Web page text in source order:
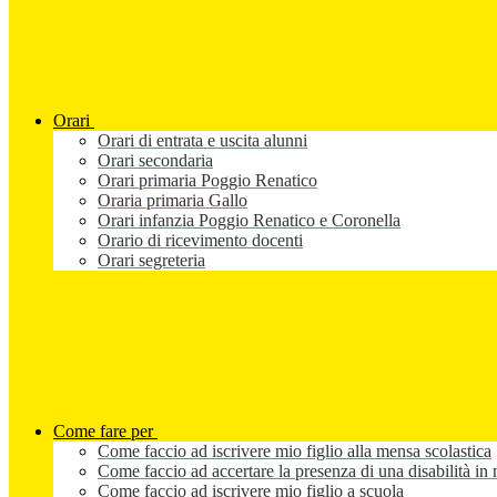
Orari
Orari di entrata e uscita alunni
Orari secondaria
Orari primaria Poggio Renatico
Oraria primaria Gallo
Orari infanzia Poggio Renatico e Coronella
Orario di ricevimento docenti
Orari segreteria
Come fare per
Come faccio ad iscrivere mio figlio alla mensa scolastica
Come faccio ad accertare la presenza di una disabilità
Come faccio ad iscrivere mio figlio a scuola